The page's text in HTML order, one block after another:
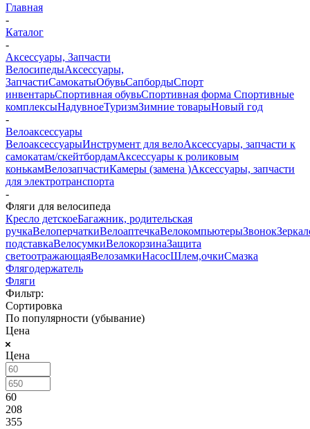
Главная
-
Каталог
-
Аксессуары, Запчасти
ВелосипедыАксессуары,
ЗапчастиСамокатыОбувьСапбордыСпорт
инвентарьСпортивная обувьСпортивная форма Спортивные
комплексыНадувноеТуризмЗимние товарыНовый год
-
Велоаксессуары
ВелоаксессуарыИнструмент для велоАксессуары, запчасти к
самокатам/скейтбордамАксессуары к роликовым
конькамВелозапчастиКамеры (замена )Аксессуары, запчасти
для электротранспорта
-
Фляги для велосипеда
Кресло детскоеБагажник, родительская
ручкаВелоперчаткиВелоаптечкаВелокомпьютерыЗвонок
подставкаВелосумкиВелокорзинаЗащита
светоотражающаяВелозамкиНасосШлем,очкиСмазка
Флягодержатель
Фляги
Фильтр:
Сортировка
По популярности (убывание)
Цена
Цена
60
208
355